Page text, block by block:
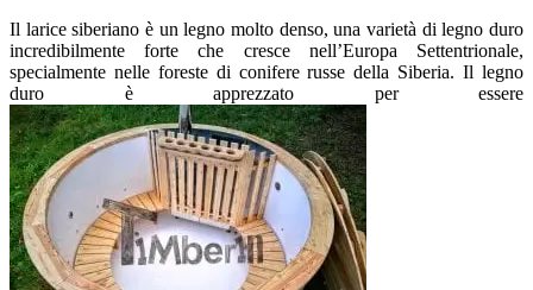
Il larice siberiano è un legno molto denso, una varietà di legno duro
incredibilmente forte che cresce nell’Europa Settentrionale,
specialmente nelle foreste di conifere russe della Siberia. Il legno
duro è apprezzato per essere